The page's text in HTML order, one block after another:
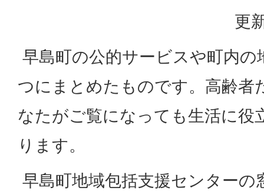
更
早島町の公的サービスや町内の
つにまとめたものです。高齢者
なたがご覧になっても生活に役
ります。
早島町地域包括支援センター